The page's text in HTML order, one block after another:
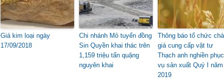
Giá kim loại ngày
17/09/2018
Chi nhánh Mỏ tuyển đồng
Sin Quyền khai thác trên
1,159 triệu tấn quặng
nguyên khai
Thông báo tổ chức
giá cung cấp vật tư
Thạch anh nghiền phục
vụ sản xuất Quý I năm
2019